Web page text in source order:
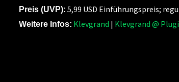
Preis (UVP): 5,99 USD Einführungspreis;
Weitere Infos: Klevgrand | Klevgrand @